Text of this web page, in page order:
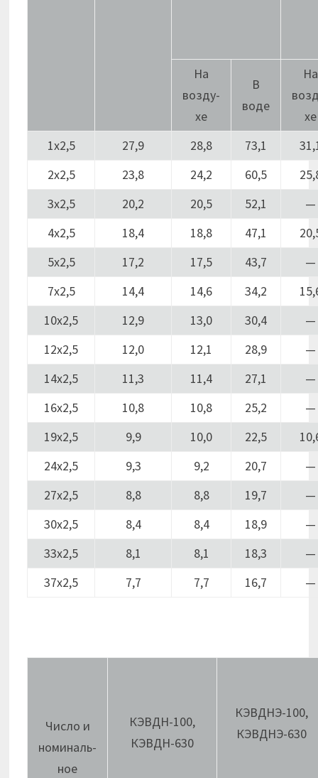
На
возду-
хе
В
воде
На
хе
1х2,5
27,9 28,8 73,1
2х2,5
23,8 24,2 60,5
3х2,5
20,2 20,5 52,1
—
4х2,5
18,4 18,8 47,1
5х2,5
17,2 17,5 43,7
—
7х2,5
14,4 14,6 34,2
10х2,5
12,9 13,0 30,4
—
12х2,5
12,0 12,1 28,9
—
14х2,5
11,3 11,4 27,1
—
16х2,5
10,8 10,8 25,2
—
19х2,5
9,9 10,0 22,5
24х2,5
9,3 9,2 20,7
—
27х2,5
8,8 8,8 19,7
—
30х2,5
8,4 8,4 18,9
—
33х2,5
8,1 8,1 18,3
—
37х2,5
7,7 7,7 16,7 —
Число и
номиналь-
ное
КЭВДН-100,
КЭВДН-630
КЭВДНЭ-100,
КЭВДНЭ-630